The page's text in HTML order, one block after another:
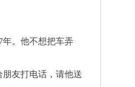
。他不想把车弄
友打电话，请他送